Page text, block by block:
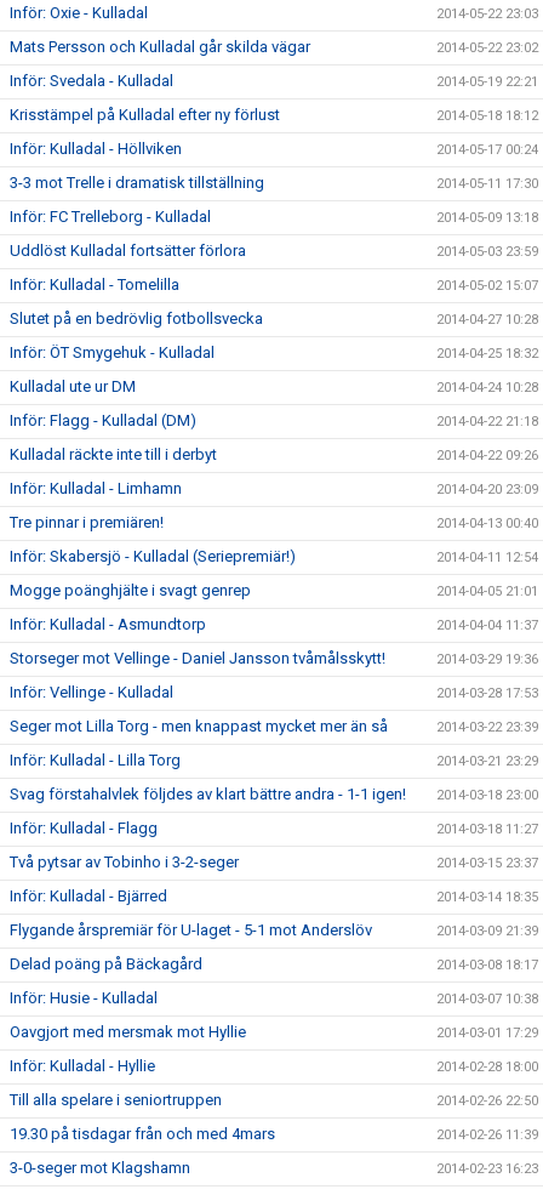
Inför: Oxie - Kulladal 2014-05-22 23:03
Mats Persson och Kulladal går skilda vägar 2014-05-22 23:02
Inför: Svedala - Kulladal 2014-05-19 22:21
Krisstämpel på Kulladal efter ny förlust 2014-05-18 18:12
Inför: Kulladal - Höllviken 2014-05-17 00:24
3-3 mot Trelle i dramatisk tillställning 2014-05-11 17:30
Inför: FC Trelleborg - Kulladal 2014-05-09 13:18
Uddlöst Kulladal fortsätter förlora 2014-05-03 23:59
Inför: Kulladal - Tomelilla 2014-05-02 15:07
Slutet på en bedrövlig fotbollsvecka 2014-04-27 10:28
Inför: ÖT Smygehuk - Kulladal 2014-04-25 18:32
Kulladal ute ur DM 2014-04-24 10:28
Inför: Flagg - Kulladal (DM) 2014-04-22 21:18
Kulladal räckte inte till i derbyt 2014-04-22 09:26
Inför: Kulladal - Limhamn 2014-04-20 23:09
Tre pinnar i premiären! 2014-04-13 00:40
Inför: Skabersjö - Kulladal (Seriepremiär!) 2014-04-11 12:54
Mogge poänghjälte i svagt genrep 2014-04-05 21:01
Inför: Kulladal - Asmundtorp 2014-04-04 11:37
Storseger mot Vellinge - Daniel Jansson tvåmålsskytt! 2014-03-29 19:36
Inför: Vellinge - Kulladal 2014-03-28 17:53
Seger mot Lilla Torg - men knappast mycket mer än så 2014-03-22 23:39
Inför: Kulladal - Lilla Torg 2014-03-21 23:29
Svag förstahalvlek följdes av klart bättre andra - 1-1 igen! 2014-03-18 23:00
Inför: Kulladal - Flagg 2014-03-18 11:27
Två pytsar av Tobinho i 3-2-seger 2014-03-15 23:37
Inför: Kulladal - Bjärred 2014-03-14 18:35
Flygande årspremiär för U-laget - 5-1 mot Anderslöv 2014-03-09 21:39
Delad poäng på Bäckagård 2014-03-08 18:17
Inför: Husie - Kulladal 2014-03-07 10:38
Oavgjort med mersmak mot Hyllie 2014-03-01 17:29
Inför: Kulladal - Hyllie 2014-02-28 18:00
Till alla spelare i seniortruppen 2014-02-26 22:50
19.30 på tisdagar från och med 4mars 2014-02-26 11:39
3-0-seger mot Klagshamn 2014-02-23 16:23